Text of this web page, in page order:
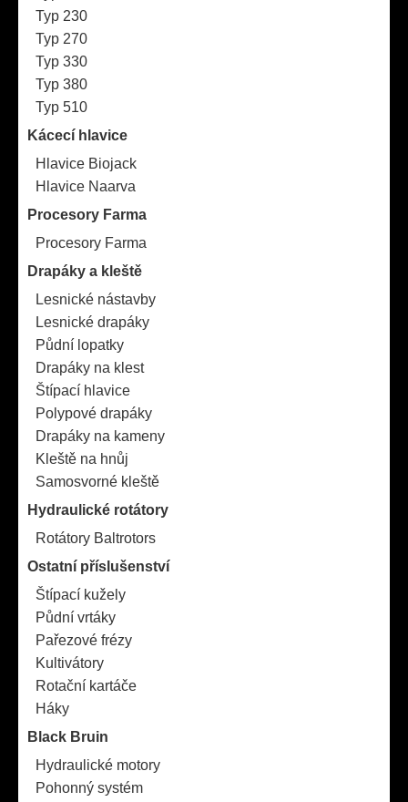
Typ 230
Typ 270
Typ 330
Typ 380
Typ 510
Kácecí hlavice
Hlavice Biojack
Hlavice Naarva
Procesory Farma
Procesory Farma
Drapáky a kleště
Lesnické nástavby
Lesnické drapáky
Půdní lopatky
Drapáky na klest
Štípací hlavice
Polypové drapáky
Drapáky na kameny
Kleště na hnůj
Samosvorné kleště
Hydraulické rotátory
Rotátory Baltrotors
Ostatní příslušenství
Štípací kužely
Půdní vrtáky
Pařezové frézy
Kultivátory
Rotační kartáče
Háky
Black Bruin
Hydraulické motory
Pohonný systém